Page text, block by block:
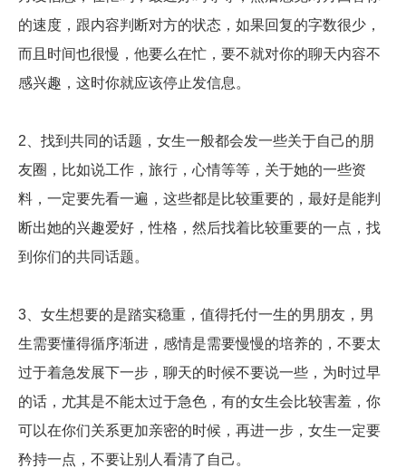
的速度，跟内容判断对方的状态，如果回复的字数很少，
而且时间也很慢，他要么在忙，要不就对你的聊天内容不
感兴趣，这时你就应该停止发信息。
2、找到共同的话题，女生一般都会发一些关于自己的朋
友圈，比如说工作，旅行，心情等等，关于她的一些资
料，一定要先看一遍，这些都是比较重要的，最好是能判
断出她的兴趣爱好，性格，然后找着比较重要的一点，找
到你们的共同话题。
3、女生想要的是踏实稳重，值得托付一生的男朋友，男
生需要懂得循序渐进，感情是需要慢慢的培养的，不要太
过于着急发展下一步，聊天的时候不要说一些，为时过早
的话，尤其是不能太过于急色，有的女生会比较害羞，你
可以在你们关系更加亲密的时候，再进一步，女生一定要
矜持一点，不要让别人看清了自己。